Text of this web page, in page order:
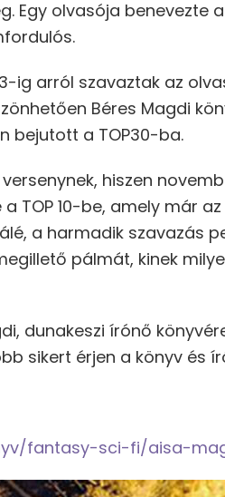
Egy olvasója benevezte
ig arról szavaztak az
Béres Magdi
bejutott a TOP30-ba.
hiszen
a TOP 10-be, amely már
a harmadik szavazás
pálmát, kinek
dunakeszi írónő
sikert érjen a könyv és
fantasy-sci-fi/aisa-